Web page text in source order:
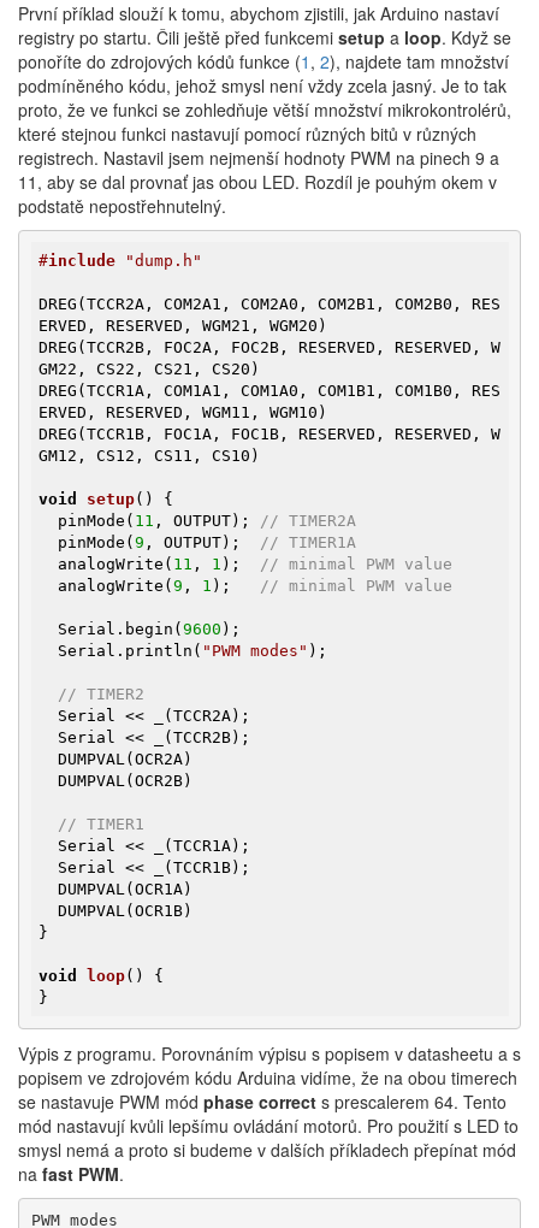
První příklad slouží k tomu, abychom zjistili, jak Arduino nastaví
registry po startu. Čili ještě před funkcemi setup a loop. Když se
ponoříte do zdrojových kódů funkce (1 , 2), najdete tam množství
podmíněného kódu, jehož smysl není vždy zcela jasný. Je to tak
proto, že ve funkci se zohledňuje větší množství mikrokontrolérů,
které stejnou funkci nastavují pomocí různých bitů v různých
registrech. Nastavil jsem nejmenší hodnoty PWM na pinech 9 a
11, aby se dal provnať jas obou LED. Rozdíl je pouhým okem v
podstatě nepostřehnutelný.
#include "dump.h"
DREG(TCCR2A, COM2A1, COM2A0, COM2B1, COM2B0, RES
ERVED, RESERVED, WGM21, WGM20)
DREG(TCCR2B, FOC2A, FOC2B, RESERVED, RESERVED, W
GM22, CS22, CS21, CS20)
DREG(TCCR1A, COM1A1, COM1A0, COM1B1, COM1B0, RES
ERVED, RESERVED, WGM11, WGM10)
DREG(TCCR1B, FOC1A, FOC1B, RESERVED, RESERVED, W
GM12, CS12, CS11, CS10)
void setup()
{
  pinMode(
11 , OUTPUT);
// TIMER2A
  pinMode(
9 , OUTPUT);
// TIMER1A
  analogWrite(
11 , 1 );
// minimal PWM value
  analogWrite(
9 , 1 ); // minimal PWM value
  Serial.begin(
9600 );
  Serial.println(
"PWM modes" );
// TIMER2
// TIMER1
}
void loop()
{
}
Výpis z programu. Porovnáním výpisu s popisem v datasheetu a s
popisem ve zdrojovém kódu Arduina vidíme, že na obou timerech
se nastavuje PWM mód phase correct s prescalerem 64. Tento
mód nastavují kvůli lepšímu ovládání motorů. Pro použití s LED to
smysl nemá a proto si budeme v dalších příkladech přepínat mód
na fast PWM.
PWM modes